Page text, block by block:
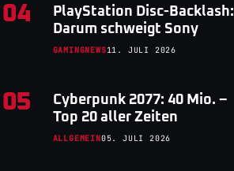
04
PlayStation Disc-Backlash:
Darum schweigt Sony
GAMINGNEWS11. JULI 2026
05
Cyberpunk 2077: 40 Mio. –
Top 20 aller Zeiten
ALLGEMEIN05. JULI 2026